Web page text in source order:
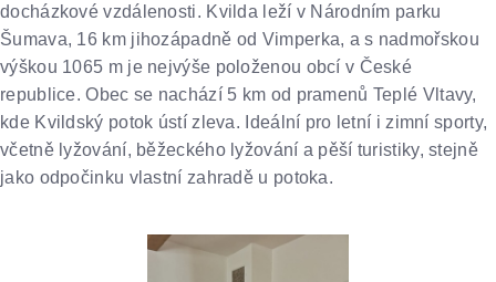
docházkové vzdálenosti. Kvilda leží v Národním parku
Šumava, 16 km jihozápadně od Vimperka, a s nadmořskou
výškou 1065 m je nejvýše položenou obcí v České
republice. Obec se nachází 5 km od pramenů Teplé Vltavy,
kde Kvildský potok ústí zleva. Ideální pro letní i zimní sporty,
včetně lyžování, běžeckého lyžování a pěší turistiky, stejně
jako odpočinku vlastní zahradě u potoka.